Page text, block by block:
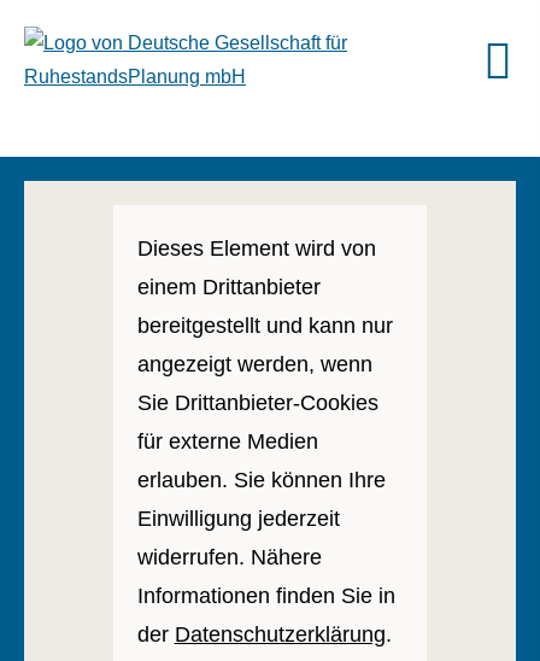
Dieses Element wird von
einem Drittanbieter
bereitgestellt und kann nur
angezeigt werden, wenn
Sie Drittanbieter-Cookies
für externe Medien
erlauben. Sie können Ihre
Einwilligung jederzeit
widerrufen. Nähere
Informationen finden Sie in
der Datenschutzerklärung.